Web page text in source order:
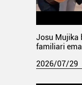
Josu Mujika
familiari
2026/07/29